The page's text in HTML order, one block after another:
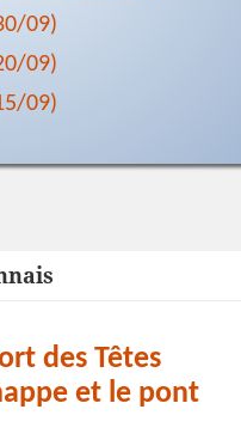
09)
09)
09)
des Têtes
et le pont